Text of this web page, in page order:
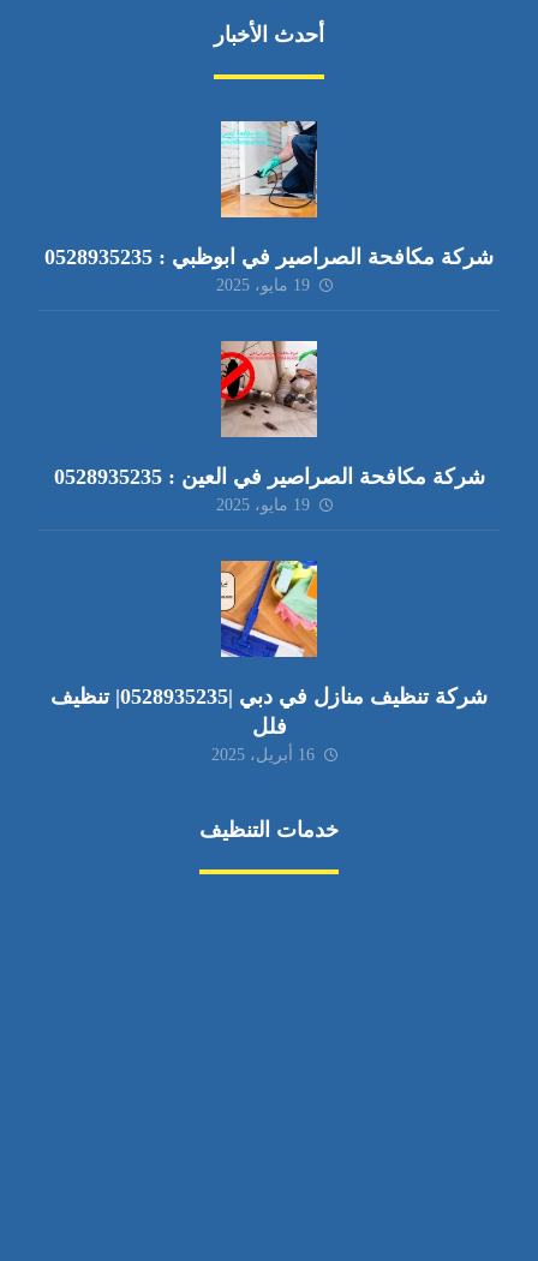
أحدث الأخبار
شركة مكافحة الصراصير في ابوظبي : 0528935235
19 مايو، 2025
شركة مكافحة الصراصير في العين : 0528935235
19 مايو، 2025
شركة تنظيف منازل في دبي |0528935235| تنظيف
فلل
16 أبريل، 2025
خدمات التنظيف